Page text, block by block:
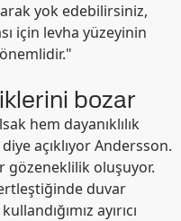
yok edebilirsiniz,
için levha yüzeyinin
bozar
hem dayanıklılık
açıklıyor Andersson.
gözeneklilik oluşuyor.
duvar
ayırıcı